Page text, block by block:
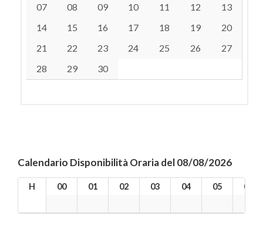
07
08 09 10 11 12
13
14
15 16 17 18 19
20
21
22 23 24 25 26
27
28
29 30
Calendario Disponibilità Oraria del 08/08/2026
H 00 01 02 03 04 05 06